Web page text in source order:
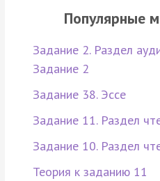
Популярные
Задание 2. Раздел
Задание 2
Задание 38. Эссе
Задание 11. Раздел
Задание 10. Раздел
Теория к заданию 11